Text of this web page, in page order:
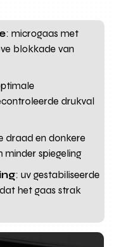
: microgaas met
blokkade van
drukval
draad en donkere
spiegeling
: uv gestabiliseerde
het gaas strak